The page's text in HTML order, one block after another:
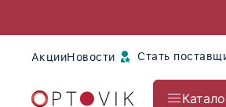
АкцииНовости Стать